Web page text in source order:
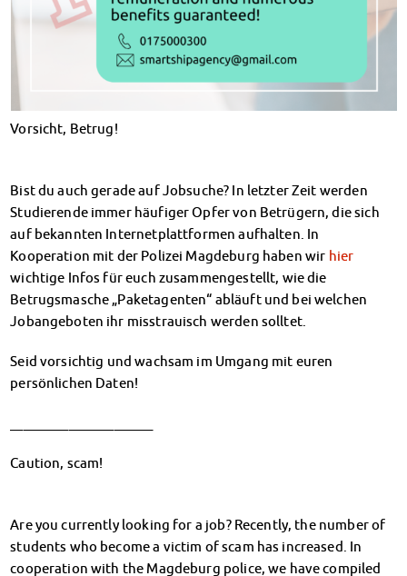
Wohnheimtutoren
Schadensmeldung
Wohnen-FAQ
Soziales & Beratung
Finanzierungsberatung
Rückerstattung Semesterbeitrag
PsychoSoziale Beratung
Kursangebote
Anmeldung Sonderveranstaltungen
Rechtsberatung
Chatberatung
Dokumente
AnsprechpartnerInnen
Beratung für Internationals
KreativWorkshops
Magdeburger Studierendentage
AnsprechpartnerInnen
Vorsicht, Betrug!
Bist du auch gerade auf Jobsuche? In letzter Zeit werden
Studierende immer häufiger Opfer von Betrügern, die sich
auf bekannten Internetplattformen aufhalten. In
Kooperation mit der Polizei Magdeburg haben wir hier
wichtige Infos für euch zusammengestellt, wie die
Betrugsmasche „Paketagenten“ abläuft und bei welchen
Jobangeboten ihr misstrauisch werden solltet.
Seid vorsichtig und wachsam im Umgang mit euren
persönlichen Daten!
Caution, scam!
Are you currently looking for a job? Recently, the number of
students who become a victim of scam has increased. In
cooperation with the Magdeburg police, we have compiled